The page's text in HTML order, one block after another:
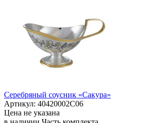
Серебряный соусник «Сакура»
Артикул: 40420002С06
Цена не указана